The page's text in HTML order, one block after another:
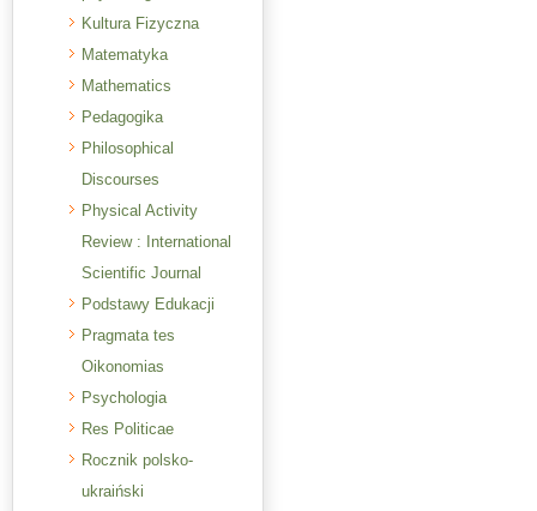
Kultura Fizyczna
Matematyka
Mathematics
Pedagogika
Philosophical
Discourses
Physical Activity
Review : International
Scientific Journal
Podstawy Edukacji
Pragmata tes
Oikonomias
Psychologia
Res Politicae
Rocznik polsko-
ukraiński